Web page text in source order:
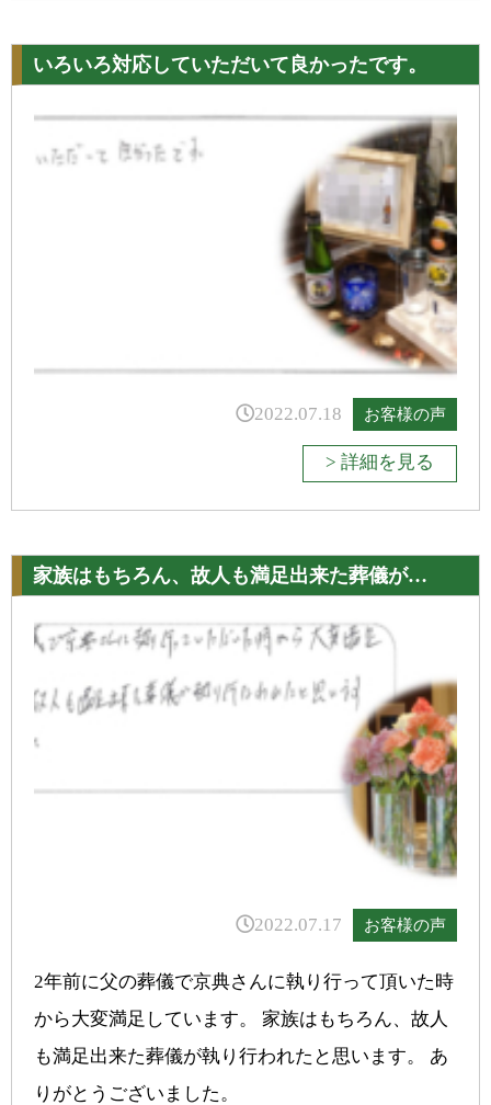
いろいろ対応していただいて良かったです。
2022.07.18 お客様の声
> 詳細を見る
家族はもちろん、故人も満足出来た葬儀が…
2022.07.17 お客様の声
2年前に父の葬儀で京典さんに執り行って頂いた時
から大変満足しています。 家族はもちろん、故人
も満足出来た葬儀が執り行われたと思います。 あ
りがとうございました。